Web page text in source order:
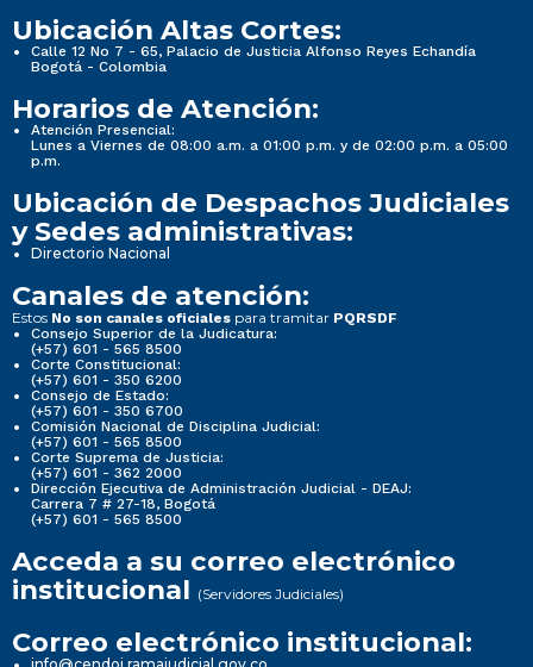
Ubicación Altas Cortes:
Calle 12 No 7 - 65, Palacio de Justicia Alfonso Reyes Echandía
Bogotá - Colombia
Horarios de Atención:
Atención Presencial:
Lunes a Viernes de 08:00 a.m. a 01:00 p.m. y de 02:00 p.m. a 05:00
p.m.
Ubicación de Despachos Judiciales
y Sedes administrativas:
Directorio Nacional
Canales de atención:
Estos No son canales oficiales para tramitar PQRSDF
Consejo Superior de la Judicatura:
(+57) 601 - 565 8500
Corte Constitucional:
(+57) 601 - 350 6200
Consejo de Estado:
(+57) 601 - 350 6700
Comisión Nacional de Disciplina Judicial:
(+57) 601 - 565 8500
Corte Suprema de Justicia:
(+57) 601 - 362 2000
Dirección Ejecutiva de Administración Judicial - DEAJ:
Carrera 7 # 27-18, Bogotá
(+57) 601 - 565 8500
Acceda a su correo electrónico
institucional (Servidores Judiciales)
Correo electrónico institucional: